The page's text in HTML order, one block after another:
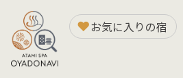
お気に入りの宿